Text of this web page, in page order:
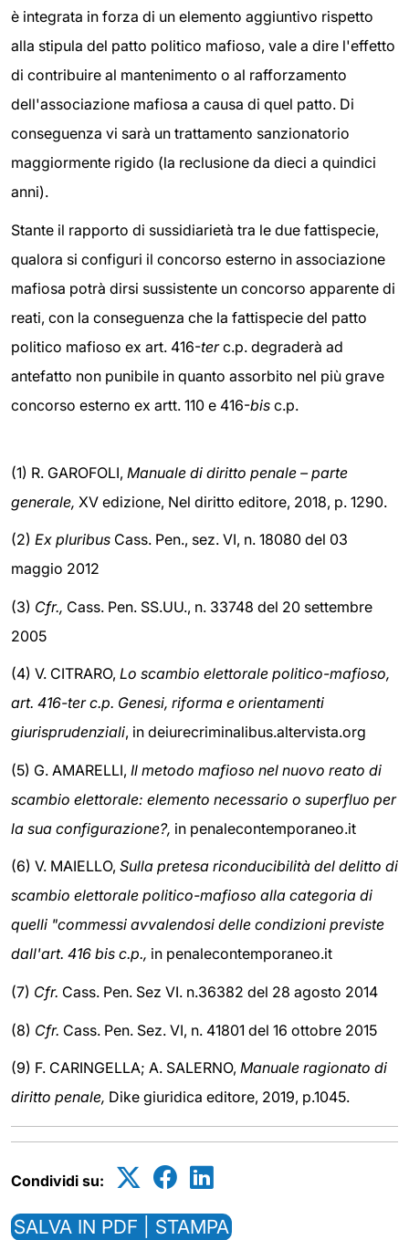
è integrata in forza di un elemento aggiuntivo rispetto
alla stipula del patto politico mafioso, vale a dire l'effetto
di contribuire al mantenimento o al rafforzamento
dell'associazione mafiosa a causa di quel patto. Di
conseguenza vi sarà un trattamento sanzionatorio
maggiormente rigido (la reclusione da dieci a quindici
anni).
Stante il rapporto di sussidiarietà tra le due fattispecie,
qualora si configuri il concorso esterno in associazione
mafiosa potrà dirsi sussistente un concorso apparente di
reati, con la conseguenza che la fattispecie del patto
politico mafioso ex art. 416-terc.p. degraderà ad
antefatto non punibile in quanto assorbito nel più grave
concorso esterno ex artt. 110 e 416-bis c.p.
(1) R. GAROFOLI, Manuale di diritto penale – parte
generale, XV edizione, Nel diritto editore, 2018, p. 1290.
(2) Ex pluribus Cass. Pen., sez. VI, n. 18080 del 03
maggio 2012
(3) Cfr., Cass. Pen. SS.UU., n. 33748 del 20 settembre
2005
(4) V. CITRARO, Lo scambio elettorale politico-mafioso,
art. 416-ter c.p. Genesi, riforma e orientamenti
giurisprudenziali, in deiurecriminalibus.altervista.org
(5) G. AMARELLI, Il metodo mafioso nel nuovo reato di
scambio elettorale: elemento necessario o superfluo per
la sua configurazione?, in penalecontemporaneo.it
(6) V. MAIELLO, Sulla pretesa riconducibilità del delitto di
scambio elettorale politico-mafioso alla categoria di
quelli "commessi avvalendosi delle condizioni previste
dall'art. 416 bis c.p., in penalecontemporaneo.it
(7) Cfr. Cass. Pen. Sez VI. n.36382 del 28 agosto 2014
(8) Cfr. Cass. Pen. Sez. VI, n. 41801 del 16 ottobre 2015
(9) F. CARINGELLA; A. SALERNO, Manuale ragionato di
diritto penale, Dike giuridica editore, 2019, p.1045.
Condividi su:
SALVA IN PDF | STAMPA